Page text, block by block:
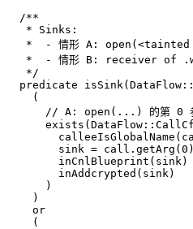
  /**
   * Sinks:
*  - 情形 A: open(<tainted
*  - 情形 B: receiver of
   */
  predicate
isSink (DataFlow ::
    (
// A: open(...) 的第 0
      exists
(DataFlow ::
        calleeIsGlobalName
        sink
= call. getArg (0
        inCnlBlueprint
(sink)
        inAddcrypted
(sink)
      )
    )
    or
    (